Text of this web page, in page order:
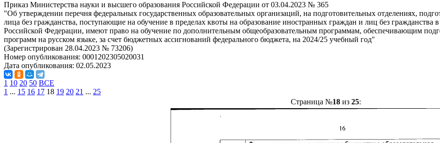
Приказ Министерства науки и высшего образования Российской Федерации от 03.04.2023 № 365
"Об утверждении перечня федеральных государственных образовательных организаций, на подготовительных отделениях,
лица без гражданства, поступающие на обучение в пределах квоты на образование иностранных граждан и лиц без
Российской Федерации, имеют право на обучение по дополнительным общеобразовательным программам, обеспечивающим
программ на русском языке, за счет бюджетных ассигнований федерального бюджета, на 2024/25 учебный год"
(Зарегистрирован 28.04.2023 № 73206)
Номер опубликования: 0001202305020031
Дата опубликования: 02.05.2023
1 10 20 50 ВСЕ
1 ... 15 16 17 18 19 20 21 ... 25
Страница №18из 25: